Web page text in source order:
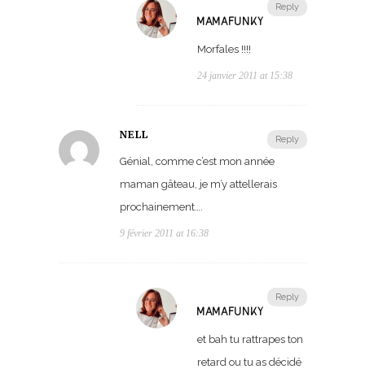
Reply
MAMAFUNKY
Morfales !!!!
24 janvier 2011 at 15:38
Reply
NELL
Génial, comme c’est mon année
maman gâteau, je m’y attellerais
prochainement….
9 février 2011 at 16:38
Reply
MAMAFUNKY
et bah tu rattrapes ton
retard ou tu as décidé